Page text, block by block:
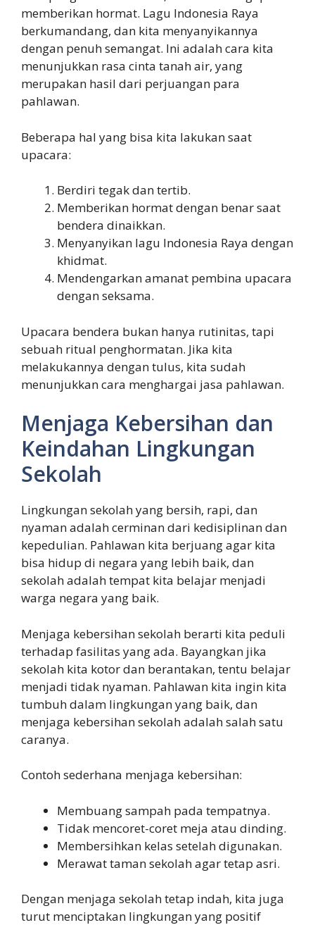
memberikan hormat. Lagu Indonesia Raya
berkumandang, dan kita menyanyikannya
dengan penuh semangat. Ini adalah cara kita
menunjukkan rasa cinta tanah air, yang
merupakan hasil dari perjuangan para
pahlawan.
Beberapa hal yang bisa kita lakukan saat
upacara:
Berdiri tegak dan tertib.
Memberikan hormat dengan benar saat
bendera dinaikkan.
Menyanyikan lagu Indonesia Raya dengan
khidmat.
Mendengarkan amanat pembina upacara
dengan seksama.
Upacara bendera bukan hanya rutinitas, tapi
sebuah ritual penghormatan. Jika kita
melakukannya dengan tulus, kita sudah
menunjukkan cara menghargai jasa pahlawan.
Menjaga Kebersihan dan
Keindahan Lingkungan
Sekolah
Lingkungan sekolah yang bersih, rapi, dan
nyaman adalah cerminan dari kedisiplinan dan
kepedulian. Pahlawan kita berjuang agar kita
bisa hidup di negara yang lebih baik, dan
sekolah adalah tempat kita belajar menjadi
warga negara yang baik.
Menjaga kebersihan sekolah berarti kita peduli
terhadap fasilitas yang ada. Bayangkan jika
sekolah kita kotor dan berantakan, tentu belajar
menjadi tidak nyaman. Pahlawan kita ingin kita
tumbuh dalam lingkungan yang baik, dan
menjaga kebersihan sekolah adalah salah satu
caranya.
Contoh sederhana menjaga kebersihan:
Membuang sampah pada tempatnya.
Tidak mencoret-coret meja atau dinding.
Membersihkan kelas setelah digunakan.
Merawat taman sekolah agar tetap asri.
Dengan menjaga sekolah tetap indah, kita juga
turut menciptakan lingkungan yang positif